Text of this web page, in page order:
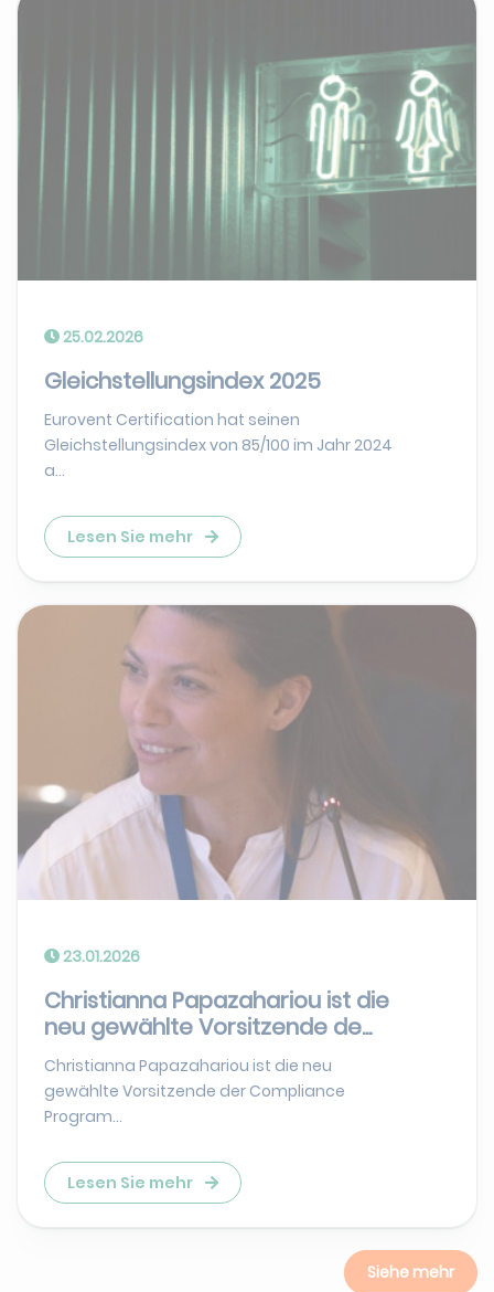
25.02.2026
Gleichstellungsindex 2025
Eurovent Certification hat seinen
Gleichstellungsindex von 85/100 im Jahr 2024
a...
Lesen Sie mehr
23.01.2026
Christianna Papazahariou ist die
neu gewählte Vorsitzende de...
Christianna Papazahariou ist die neu
gewählte Vorsitzende der Compliance
Program...
Lesen Sie mehr
Siehe mehr